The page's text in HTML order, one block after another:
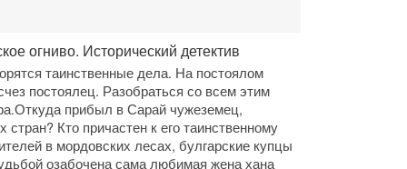
огниво. Исторический детектив
таинственные дела. На постоялом
постоялец. Разобраться со всем этим
прибыл в Сарай чужеземец,
Кто причастен к его таинственному
в мордовских лесах, булгарские купцы
озабочена сама любимая жена хана